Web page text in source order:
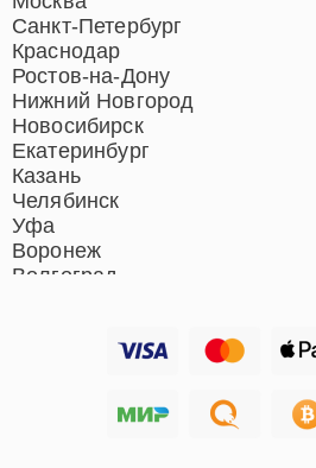
Санкт-Петербург
Краснодар
Ростов-на-Дону
Нижний Новгород
Новосибирск
Екатеринбург
Казань
Челябинск
Уфа
Воронеж
Волгоград
Хабаровск
кинотеатров
Ремонт микрофонов
Ремонт акустических
систем